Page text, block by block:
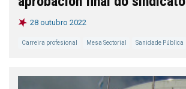
28 outubro 2022
Carreira profesional Mesa Sectorial Sanidade Pública